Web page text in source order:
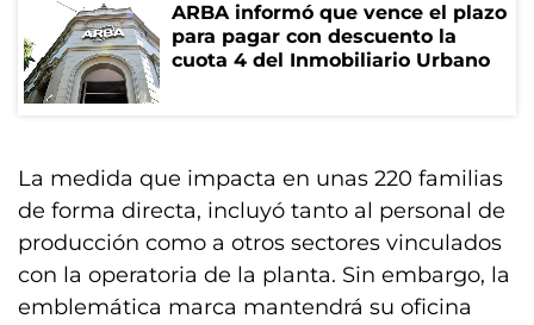
ARBA informó que vence el plazo
para pagar con descuento la
cuota 4 del Inmobiliario Urbano
La medida que impacta en unas 220 familias
de forma directa, incluyó tanto al personal de
producción como a otros sectores vinculados
con la operatoria de la planta. Sin embargo, la
emblemática marca mantendrá su oficina